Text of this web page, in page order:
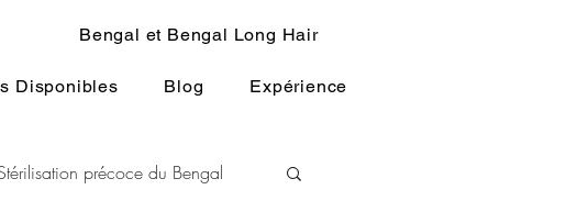
Bengal et Bengal Long Hair
Disponibles Blog Expérience
précoce du Bengal